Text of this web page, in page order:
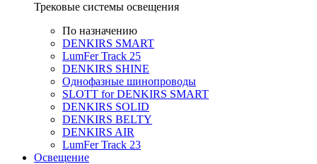
Трековые системы освещения
По назначению
DENKIRS SMART
LumFer Track 25
DENKIRS SHINE
Однофазные шинопроводы
SLOTT for DENKIRS SMART
DENKIRS SOLID
DENKIRS BELTY
DENKIRS AIR
LumFer Track 23
Освещение